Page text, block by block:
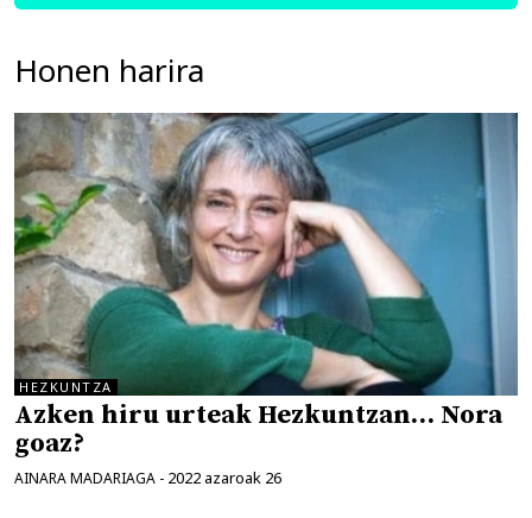
Honen harira
HEZKUNTZA
Azken hiru urteak Hezkuntzan… Nora
goaz?
AINARA MADARIAGA - 2022 azaroak 26